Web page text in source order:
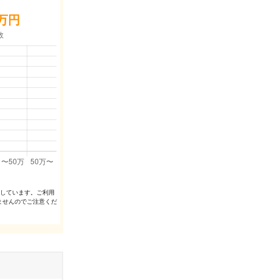
円
ています。ご利⽤
せんのでご注意くだ